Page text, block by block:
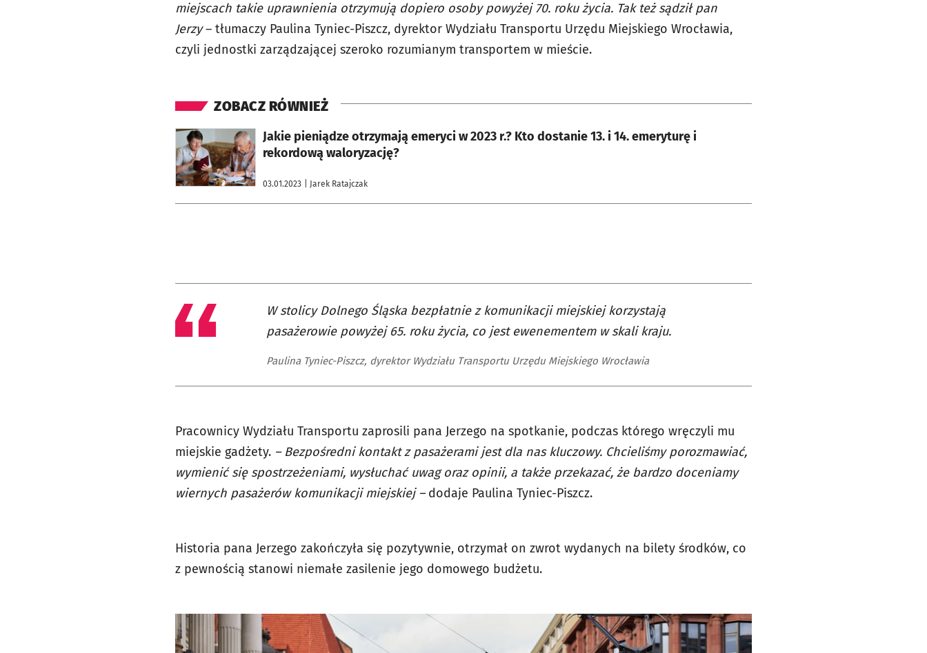
miejscach takie uprawnienia otrzymują dopiero osoby powyżej 70. roku życia. Tak też sądził pan
Jerzy– tłumaczy Paulina Tyniec-Piszcz, dyrektor Wydziału Transportu Urzędu Miejskiego Wrocławia,
czyli jednostki zarządzającej szeroko rozumianym transportem w mieście.
ZOBACZ RÓWNIEŻ
Jakie pieniądze otrzymają emeryci w 2023 r.? Kto dostanie 13. i 14. emeryturę i
rekordową waloryzację?
03.01.2023 | Jarek Ratajczak
otworzy się w nowej karcie
W stolicy Dolnego Śląska bezpłatnie z komunikacji miejskiej korzystają
pasażerowie powyżej 65. roku życia, co jest ewenementem w skali kraju.
Paulina Tyniec-Piszcz, dyrektor Wydziału Transportu Urzędu Miejskiego Wrocławia
Pracownicy Wydziału Transportu zaprosili pana Jerzego na spotkanie, podczas którego wręczyli mu
miejskie gadżety. – Bezpośredni kontakt z pasażerami jest dla nas kluczowy. Chcieliśmy porozmawiać,
wymienić się spostrzeżeniami, wysłuchać uwag oraz opinii, a także przekazać, że bardzo doceniamy
wiernych pasażerów komunikacji miejskiej –dodaje Paulina Tyniec-Piszcz.
Historia pana Jerzego zakończyła się pozytywnie, otrzymał on zwrot wydanych na bilety środków, co
z pewnością stanowi niemałe zasilenie jego domowego budżetu.